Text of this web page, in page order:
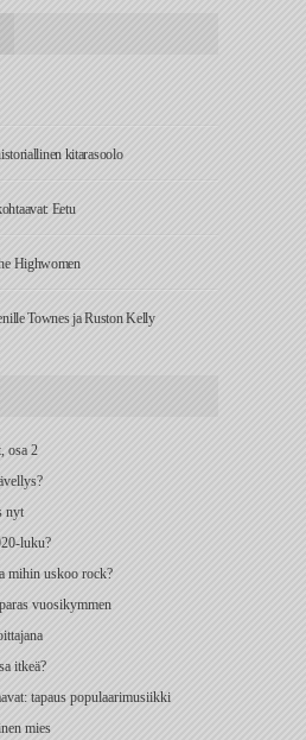
kitarasoolo
Eetu
Highwomen
Townes ja Ruston Kelly
osa 2
nyt
luku?
mihin uskoo rock?
vuosikymmen
itkeä?
tapaus populaarimusiikki
mies